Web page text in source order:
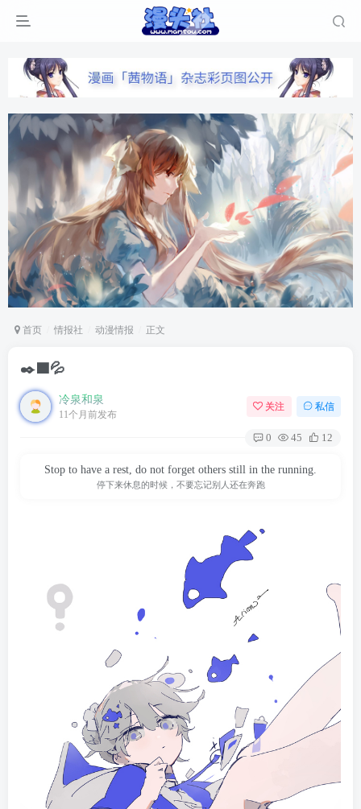
首页 情报社 动漫情报 正文
✒️🟦💦
冷泉和泉
11个月前发布
关注 私信
0 45 12
Stop to have a rest, do not forget others still in the running.
停下来休息的时候，不要忘记别人还在奔跑